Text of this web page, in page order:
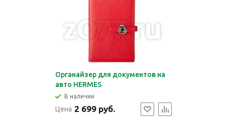
Органайзер для документов на
авто HERMES
В наличии
Цена 2 699 руб.